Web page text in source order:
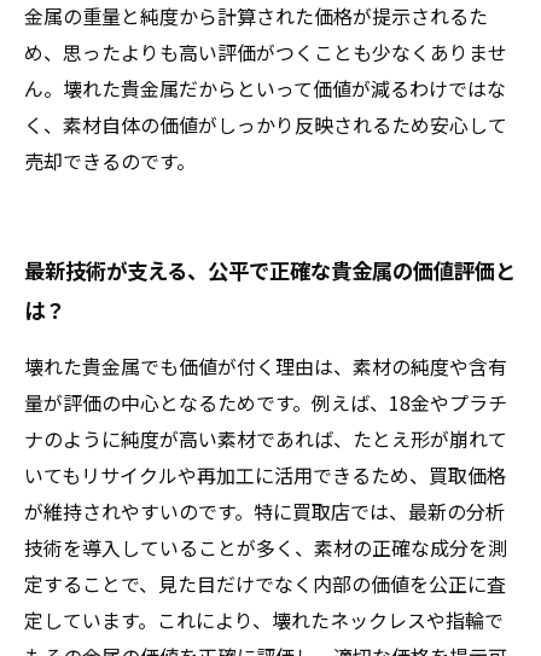
金属の重量と純度から計算された価格が提示されるた
め、思ったよりも高い評価がつくことも少なくありませ
ん。壊れた貴金属だからといって価値が減るわけではな
く、素材自体の価値がしっかり反映されるため安心して
売却できるのです。
最新技術が支える、公平で正確な貴金属の価値評価と
は？
壊れた貴金属でも価値が付く理由は、素材の純度や含有
量が評価の中心となるためです。例えば、18金やプラチ
ナのように純度が高い素材であれば、たとえ形が崩れて
いてもリサイクルや再加工に活用できるため、買取価格
が維持されやすいのです。特に買取店では、最新の分析
技術を導入していることが多く、素材の正確な成分を測
定することで、見た目だけでなく内部の価値を公正に査
定しています。これにより、壊れたネックレスや指輪で